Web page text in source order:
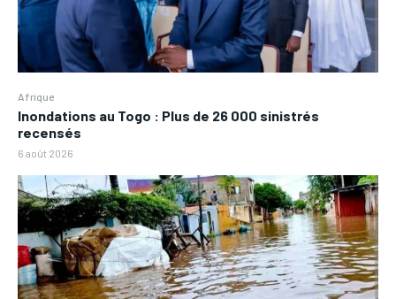
Afrique
Inondations au Togo : Plus de 26 000 sinistrés
recensés
6 août 2026